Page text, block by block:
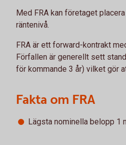
Med FRA kan företaget
räntenivå.
FRA är ett forward-kontrakt
Förfallen är generellt sett
för kommande 3 år) vilket gör
Fakta om FRA
Lägsta nominella belopp 1